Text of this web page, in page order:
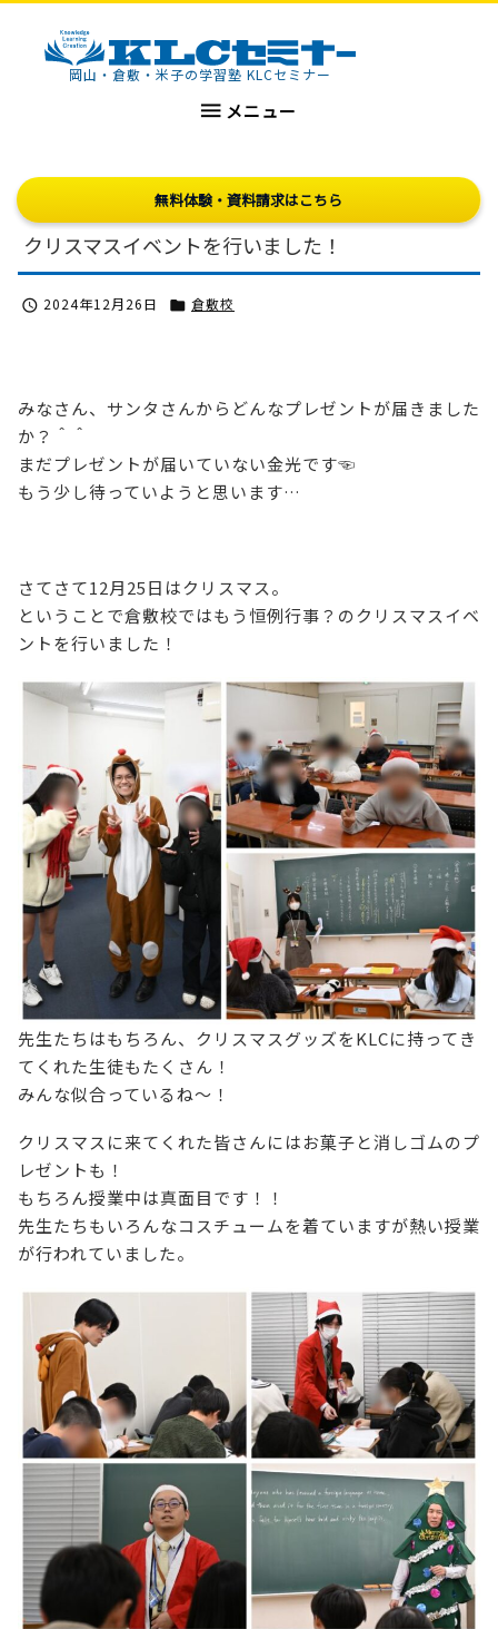
KLCセミナー岡山・倉敷・米子の学習塾 KLCセミナー
 メニュー
無料体験・資料請求はこちら
クリスマスイベントを行いました！
 2024年12月26日  倉敷校
みなさん、サンタさんからどんなプレゼントが届きました
か？＾＾
まだプレゼントが届いていない金光です☜
もう少し待っていようと思います…
さてさて12月25日はクリスマス。
ということで倉敷校ではもう恒例行事？のクリスマスイベ
ントを行いました！
先生たちはもちろん、クリスマスグッズをKLCに持ってき
てくれた生徒もたくさん！
みんな似合っているね～！
クリスマスに来てくれた皆さんにはお菓子と消しゴムのプ
レゼントも！
もちろん授業中は真面目です！！
先生たちもいろんなコスチュームを着ていますが熱い授業
が行われていました。